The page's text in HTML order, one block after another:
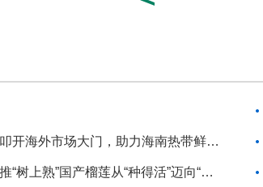
奋进自贸港·企业动态｜海垦冷链以高标准叩开海外市场大门，助力海南热带鲜果出海
奋进自贸港·关注｜海垦攻克种植难关，助推“树上熟”国产榴莲从“种得活”迈向“卖得好”